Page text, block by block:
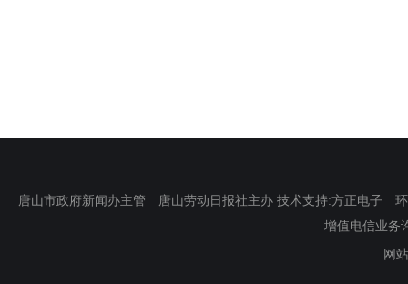
唐山市政府新闻办主管 唐山劳动日报社主办 技术支持:方正电子
增值电信业务
网